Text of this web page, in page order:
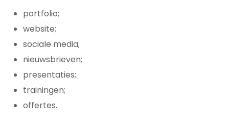
portfolio;
website;
sociale media;
nieuwsbrieven;
presentaties;
trainingen;
offertes.